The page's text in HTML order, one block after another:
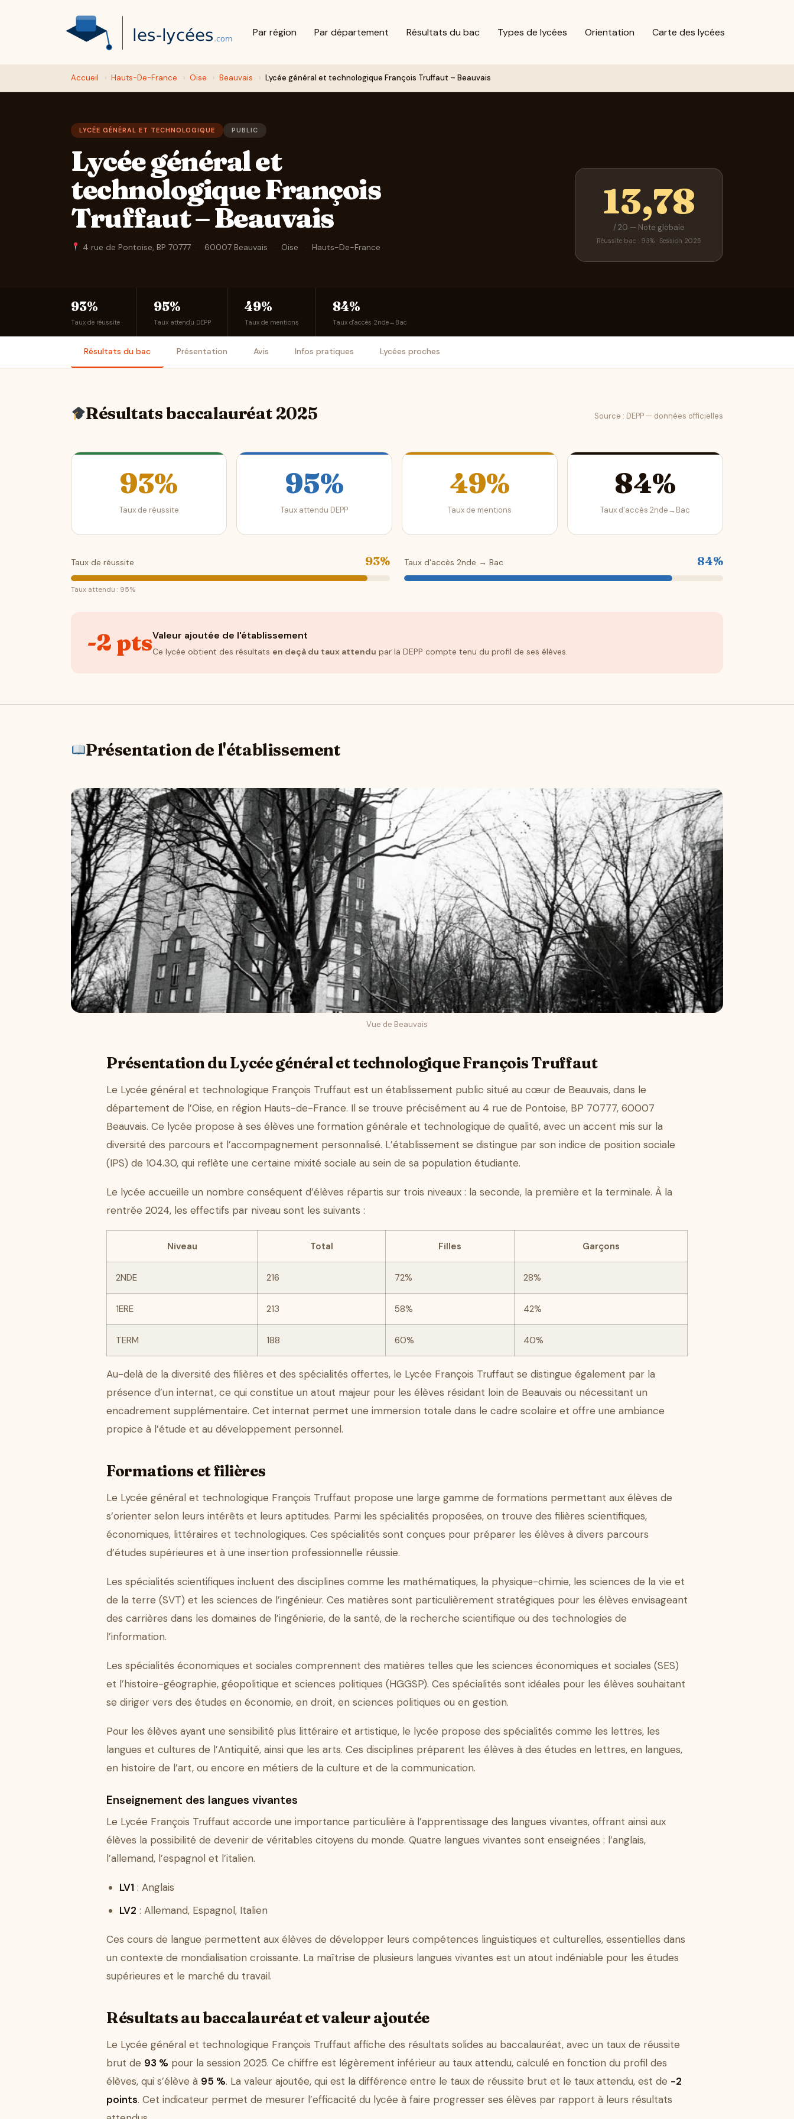
Par région Par département Résultats du bac Types de lycées Orientation Carte des lycées
Accueil › Hauts-De-France › Oise › Beauvais › Lycée général et technologique François Truffaut – Beauvais
LYCÉE GÉNÉRAL ET TECHNOLOGIQUE PUBLIC
Lycée général et
technologique François
Truffaut – Beauvais
4 rue de Pontoise, BP 70777 · 60007 Beauvais · Oise · Hauts-De-France
13,78
/ 20 — Note globale
Réussite bac : 93% · Session 2025
93%
Taux de réussite
95%
Taux attendu DEPP
49%
Taux de mentions
84%
Taux d'accès 2nde→Bac
Résultats du bac Présentation Avis Infos pratiques Lycées proches
Résultats baccalauréat 2025 Source : DEPP — données officielles
93%
Taux de réussite
95%
Taux attendu DEPP
49%
Taux de mentions
84%
Taux d'accès 2nde→Bac
Taux de réussite 93%
Taux attendu : 95%
Taux d'accès 2nde → Bac 84%
-2 ptsValeur ajoutée de l'établissement
Ce lycée obtient des résultats en deçà du taux attendu par la DEPP compte tenu du profil de ses élèves.
Présentation de l'établissement
Vue de Beauvais
Présentation du Lycée général et technologique François Truffaut
Le Lycée général et technologique François Truffaut est un établissement public situé au cœur de Beauvais, dans le
département de l’Oise, en région Hauts-de-France. Il se trouve précisément au 4 rue de Pontoise, BP 70777, 60007
Beauvais. Ce lycée propose à ses élèves une formation générale et technologique de qualité, avec un accent mis sur la
diversité des parcours et l’accompagnement personnalisé. L’établissement se distingue par son indice de position sociale
(IPS) de 104.30, qui reflète une certaine mixité sociale au sein de sa population étudiante.
Le lycée accueille un nombre conséquent d’élèves répartis sur trois niveaux : la seconde, la première et la terminale. À la
rentrée 2024, les effectifs par niveau sont les suivants :
Niveau Total Filles Garçons
2NDE 216 72% 28%
1ERE 213 58% 42%
TERM 188 60% 40%
Au-delà de la diversité des filières et des spécialités offertes, le Lycée François Truffaut se distingue également par la
présence d’un internat, ce qui constitue un atout majeur pour les élèves résidant loin de Beauvais ou nécessitant un
encadrement supplémentaire. Cet internat permet une immersion totale dans le cadre scolaire et offre une ambiance
propice à l’étude et au développement personnel.
Formations et filières
Le Lycée général et technologique François Truffaut propose une large gamme de formations permettant aux élèves de
s’orienter selon leurs intérêts et leurs aptitudes. Parmi les spécialités proposées, on trouve des filières scientifiques,
économiques, littéraires et technologiques. Ces spécialités sont conçues pour préparer les élèves à divers parcours
d’études supérieures et à une insertion professionnelle réussie.
Les spécialités scientifiques incluent des disciplines comme les mathématiques, la physique-chimie, les sciences de la vie et
de la terre (SVT) et les sciences de l’ingénieur. Ces matières sont particulièrement stratégiques pour les élèves envisageant
des carrières dans les domaines de l’ingénierie, de la santé, de la recherche scientifique ou des technologies de
l’information.
Les spécialités économiques et sociales comprennent des matières telles que les sciences économiques et sociales (SES)
et l’histoire-géographie, géopolitique et sciences politiques (HGGSP). Ces spécialités sont idéales pour les élèves souhaitant
se diriger vers des études en économie, en droit, en sciences politiques ou en gestion.
Pour les élèves ayant une sensibilité plus littéraire et artistique, le lycée propose des spécialités comme les lettres, les
langues et cultures de l’Antiquité, ainsi que les arts. Ces disciplines préparent les élèves à des études en lettres, en langues,
en histoire de l’art, ou encore en métiers de la culture et de la communication.
Enseignement des langues vivantes
Le Lycée François Truffaut accorde une importance particulière à l’apprentissage des langues vivantes, offrant ainsi aux
élèves la possibilité de devenir de véritables citoyens du monde. Quatre langues vivantes sont enseignées : l’anglais,
l’allemand, l’espagnol et l’italien.
LV1 : Anglais
LV2 : Allemand, Espagnol, Italien
Ces cours de langue permettent aux élèves de développer leurs compétences linguistiques et culturelles, essentielles dans
un contexte de mondialisation croissante. La maîtrise de plusieurs langues vivantes est un atout indéniable pour les études
supérieures et le marché du travail.
Résultats au baccalauréat et valeur ajoutée
Le Lycée général et technologique François Truffaut affiche des résultats solides au baccalauréat, avec un taux de réussite
brut de 93 % pour la session 2025. Ce chiffre est légèrement inférieur au taux attendu, calculé en fonction du profil des
élèves, qui s’élève à 95 %. La valeur ajoutée, qui est la différence entre le taux de réussite brut et le taux attendu, est de -2
points. Cet indicateur permet de mesurer l’efficacité du lycée à faire progresser ses élèves par rapport à leurs résultats